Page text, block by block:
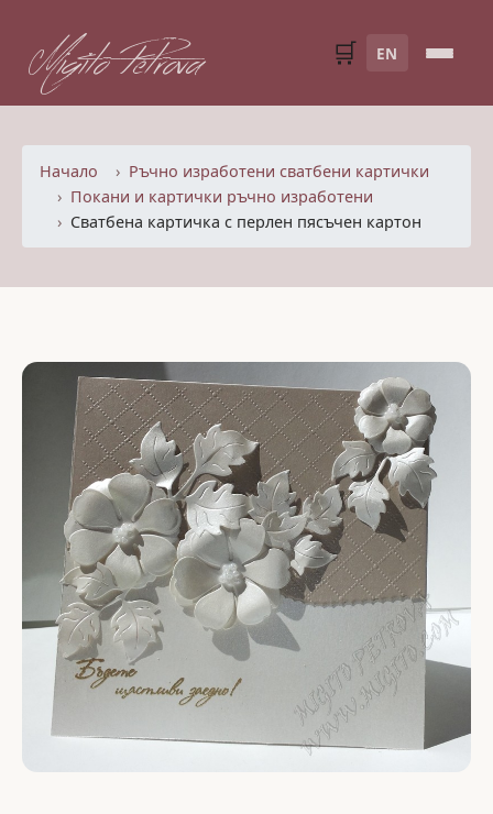
Migito Petrova 🛒 EN
Начало
Ръчно изработени сватбени картички
Покани и картички ръчно изработени
Сватбена картичка с перлен пясъчен картон